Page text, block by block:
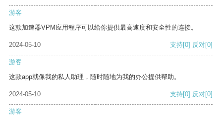
游客
这款加速器VPM应用程序可以给你提供最高速度和安全性的连接。
2024-05-10 支持[0] 反对[0]
游客
这款app就像我的私人助理，随时随地为我的办公提供帮助。
2024-05-10 支持[0] 反对[0]
游客